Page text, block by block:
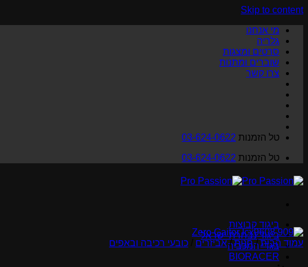
Skip to content
מי אנחנו
גלריה
סרטים ומצגות
שוברים ומתנות
צרו קשר
טל הזמנות 03-624-0622
טל הזמנות 03-624-0622
ביגוד קבוצות
ביגוד נבחרת ישראל
בגדי המכביה
BIORACER
עמוד הבית / חנות / אביזרים כובעי רכיבה ובאפים